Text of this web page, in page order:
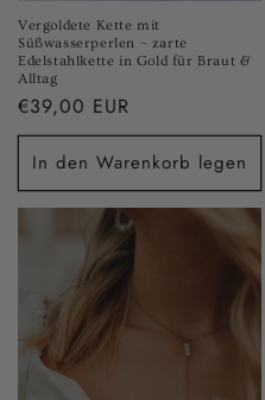
Vergoldete Kette mit
Süßwasserperlen – zarte
Edelstahlkette in Gold für Braut &
Alltag
Normaler
Preis
€39,00 EUR
In den Warenkorb legen